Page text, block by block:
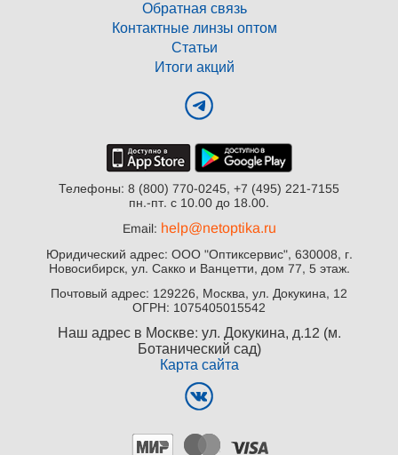
Обратная связь
Контактные линзы оптом
Статьи
Итоги акций
Телефоны: 8 (800) 770-0245, +7 (495) 221-7155
пн.-пт. с 10.00 до 18.00.
Email: help@netoptika.ru
Юридический адрес: ООО "Оптиксервис", 630008, г.
Новосибирск, ул. Сакко и Ванцетти, дом 77, 5 этаж.
Почтовый адрес: 129226, Москва, ул. Докукина, 12
ОГРН: 1075405015542
Наш адрес в Москве: ул. Докукина, д.12 (м.
Ботанический сад)
Карта сайта